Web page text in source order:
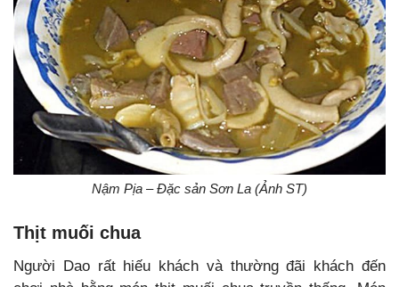
Nậm Pịa – Đặc sản Sơn La (Ảnh ST)
Thịt muối chua
Người Dao rất hiếu khách và thường đãi khách đến